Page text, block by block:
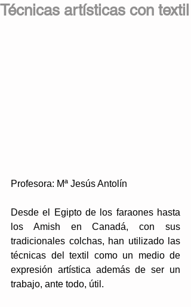
Técnicas artísticas con textil
Profesora: Mª Jesús Antolín
Desde el Egipto de los faraones hasta
los Amish en Canadá, con sus
tradicionales colchas, han utilizado las
técnicas del textil como un medio de
expresión artística además de ser un
trabajo, ante todo, útil.